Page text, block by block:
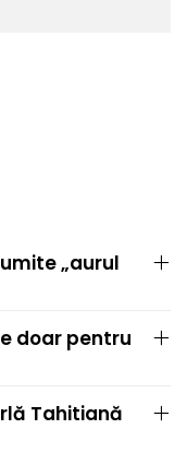
„aurul
doar pentru
Tahitiană